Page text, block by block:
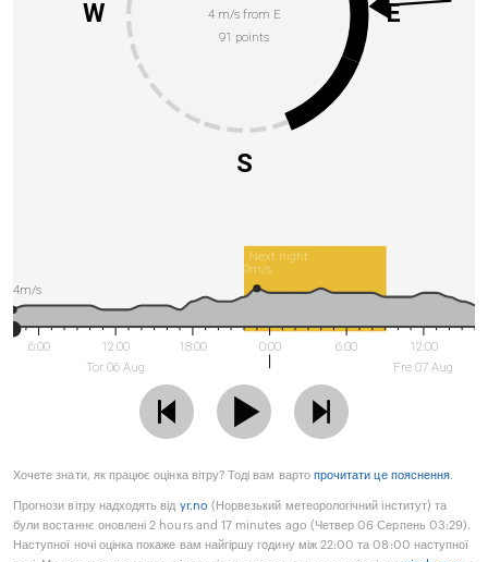
4 m/s from E
91 points
E
S
W
Next night
6:00
12:00
Tor 06 Aug
18:00 0:00 6:00
12:00
Fre 07 Aug
9m/s
4m/s
Хочете знати, як працює оцінка вітру? Тоді вам варто прочитати це пояснення.
Прогнози вітру надходять від yr.no (Норвезький метеорологічний інститут) та
були востаннє оновлені 2 hours and 17 minutes ago (Четвер 06 Серпень 03:29).
Наступної ночі оцінка покаже вам найгіршу годину між 22:00 та 08:00 наступної